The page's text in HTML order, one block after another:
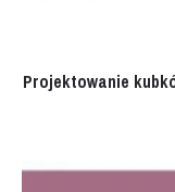
Projektowanie